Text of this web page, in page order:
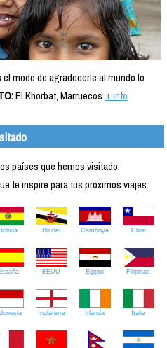
modo de agradecerle al mundo lo
El Khorbat, Marruecos + info
países que hemos visitado.
te inspire para tus próximos viajes.
Bolivia Brunei Camboya Chile
EEUU Egipto Filipinas
Inglaterra Irlanda Italia